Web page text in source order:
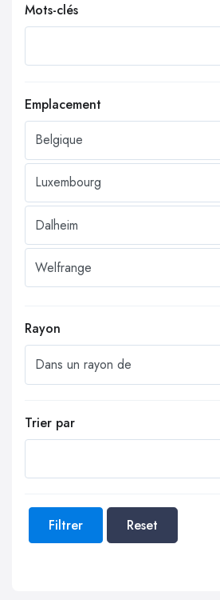
Mots-clés
Emplacement
Rayon
Trier par
Filtrer Reset